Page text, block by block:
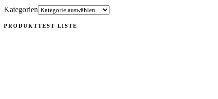
Kategorien
PRODUKTTEST LISTE